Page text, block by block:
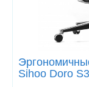
Sihoo Doro